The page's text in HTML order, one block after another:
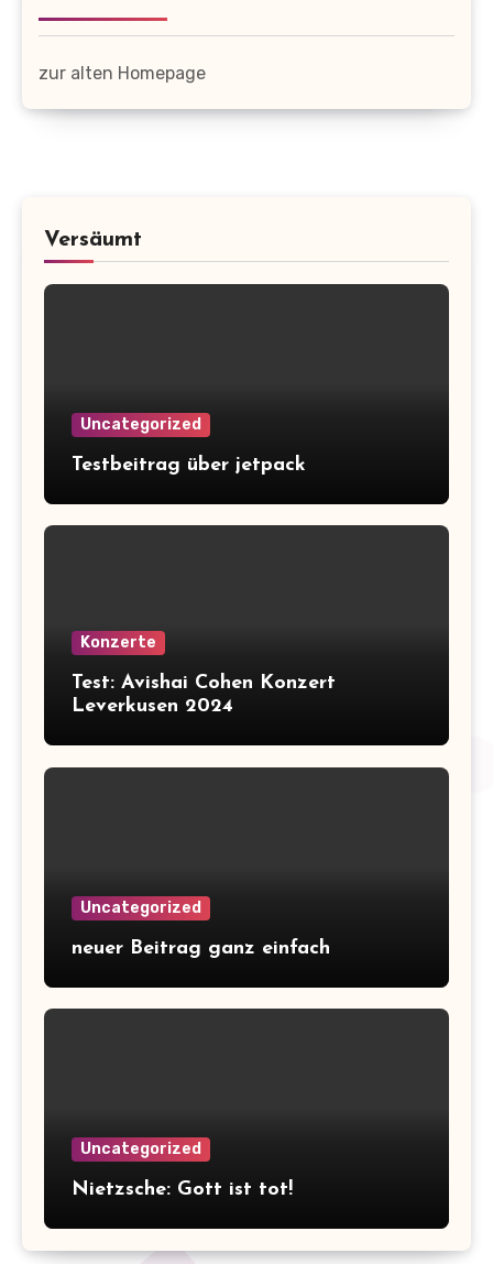
zur alten Homepage
Versäumt
Uncategorized
Testbeitrag über jetpack
Konzerte
Test: Avishai Cohen Konzert
Leverkusen 2024
Uncategorized
neuer Beitrag ganz einfach
Uncategorized
Nietzsche: Gott ist tot!